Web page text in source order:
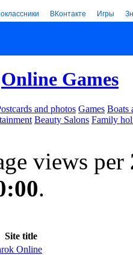
ВКонтакте Игры
Online Games
and photos Games Boats
Beauty Salons Family
views per
.
Site title
Online